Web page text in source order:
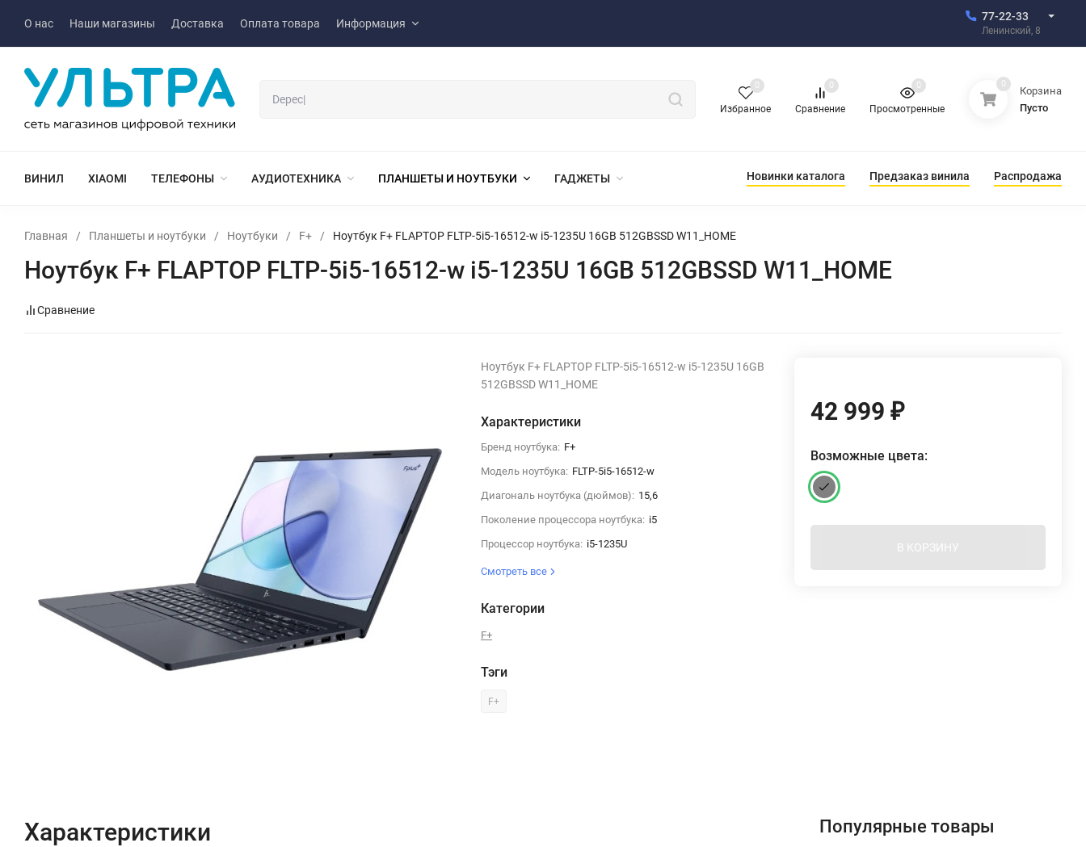
О нас Наши магазины Доставка Оплата товара Информация
77-22-33
Ленинский, 8
Избранное
0
Сравнение
0
Просмотренные
0 0
Корзина
Пусто
ВИНИЛ XIAOMI ТЕЛЕФОНЫ АУДИОТЕХНИКА ПЛАНШЕТЫ И НОУТБУКИ ГАДЖЕТЫ Новинки каталога Предзаказ винила Распродажа
Главная / Планшеты и ноутбуки / Ноутбуки / F+ / Ноутбук F+ FLAPTOP FLTP-5i5-16512-w i5-1235U 16GB 512GBSSD W11_HOME
Ноутбук F+ FLAPTOP FLTP-5i5-16512-w i5-1235U 16GB 512GBSSD W11_HOME
Сравнение
Ноутбук F+ FLAPTOP FLTP-5i5-16512-w i5-1235U 16GB
512GBSSD W11_HOME
Характеристики
Бренд ноутбука: F+
Модель ноутбука: FLTP-5i5-16512-w
Диагональ ноутбука (дюймов): 15,6
Поколение процессора ноутбука: i5
Процессор ноутбука: i5-1235U
Смотреть все
Категории
F+
Тэги
F+
42 999₽
Возможные цвета:
В КОРЗИНУ
Характеристики Популярные товары